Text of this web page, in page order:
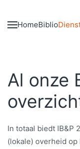
Skip to main
HomeBiblio
Al onze
In totaal biedt IB&P
(lokale) overheid